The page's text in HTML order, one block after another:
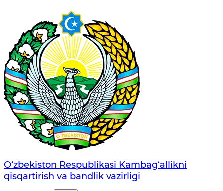
O‘zbekiston Respublikasi Kambag‘allikni
qisqartirish va bandlik vazirligi